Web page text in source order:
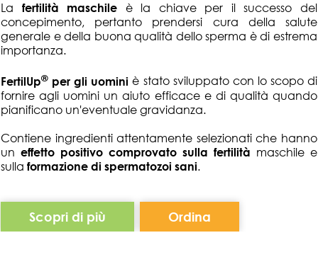
La fertilità maschile è la chiave per il successo del
concepimento, pertanto prendersi cura della salute
generale e della buona qualità dello sperma è di estrema
importanza.
FertilUp® per gli uomini è stato sviluppato con lo scopo di
fornire agli uomini un aiuto efficace e di qualità quando
pianificano un'eventuale gravidanza.
Contiene ingredienti attentamente selezionati che hanno
un effetto positivo comprovato sulla fertilità maschile e
sulla formazione di spermatozoi sani.
Scopri di più Ordina